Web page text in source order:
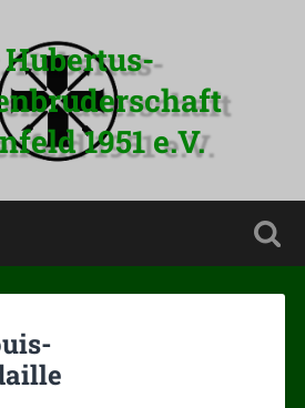
Hubertus-
1951 e.V.